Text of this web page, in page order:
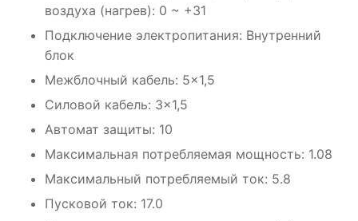
воздуха (нагрев): 0 ~ +31
Подключение электропитания: Внутренний
блок
Межблочный кабель: 5×1,5
Силовой кабель: 3×1,5
Автомат защиты: 10
Максимальная потребляемая мощность: 1.08
Максимальный потребляемый ток: 5.8
Пусковой ток: 17.0